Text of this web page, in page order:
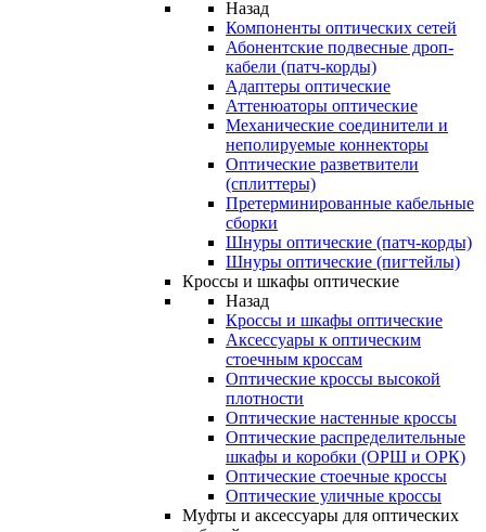
Назад
Компоненты оптических сетей
Абонентские подвесные дроп-
кабели (патч-корды)
Адаптеры оптические
Аттенюаторы оптические
Механические соединители и
неполируемые коннекторы
Оптические разветвители
(сплиттеры)
Претерминированные кабельные
сборки
Шнуры оптические (патч-корды)
Шнуры оптические (пигтейлы)
Кроссы и шкафы оптические
Назад
Кроссы и шкафы оптические
Аксессуары к оптическим
стоечным кроссам
Оптические кроссы высокой
плотности
Оптические настенные кроссы
Оптические распределительные
шкафы и коробки (ОРШ и ОРК)
Оптические стоечные кроссы
Оптические уличные кроссы
Муфты и аксессуары для оптических